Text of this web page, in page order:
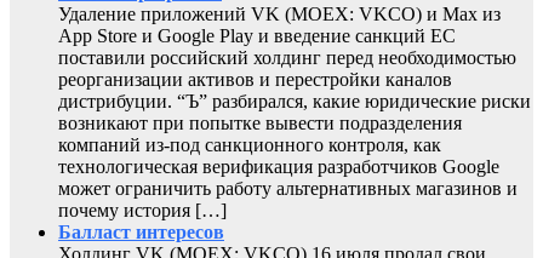
Удаление приложений VK (MOEX: VKCO) и Max из
App Store и Google Play и введение санкций ЕС
поставили российский холдинг перед необходимостью
реорганизации активов и перестройки каналов
дистрибуции. “Ъ” разбирался, какие юридические риски
возникают при попытке вывести подразделения
компаний из-под санкционного контроля, как
технологическая верификация разработчиков Google
может ограничить работу альтернативных магазинов и
почему история […]
Балласт интересов
Холдинг VK (MOEX: VKCO) 16 июля продал свои